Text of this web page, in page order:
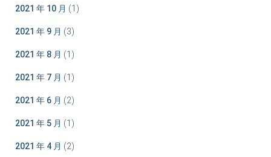
2021 年 10 月 (1)
2021 年 9 月 (3)
2021 年 8 月 (1)
2021 年 7 月 (1)
2021 年 6 月 (2)
2021 年 5 月 (1)
2021 年 4 月 (2)